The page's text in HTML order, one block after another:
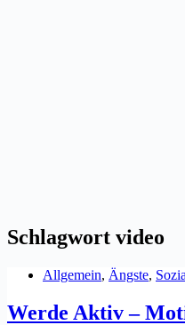
Schlagwort video
Allgemein, Ängste,
Werde Aktiv –